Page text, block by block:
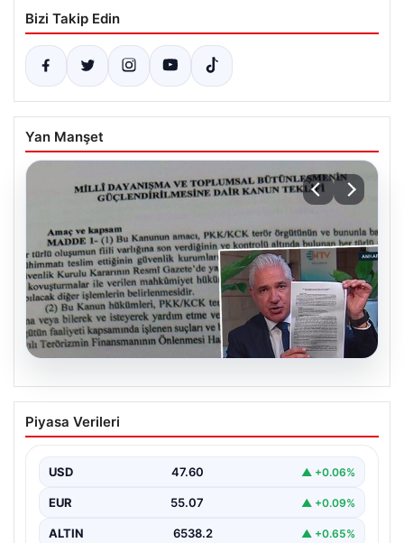
Bizi Takip Edin
Yan Manşet
05.08.2026
Süreç yasası teklifi tamamlandı. İşte
madde madde kanun teklifi ve
Piyasa Verileri
USD 47.60 ▲ +0.06%
EUR 55.07 ▲ +0.09%
ALTIN 6538.2 ▲ +0.65%